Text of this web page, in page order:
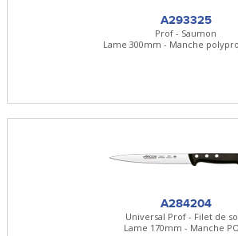
A293325
Prof - Saumon
Lame 300mm - Manche
A284204
Universal Prof - Filet de
Lame 170mm - Manche